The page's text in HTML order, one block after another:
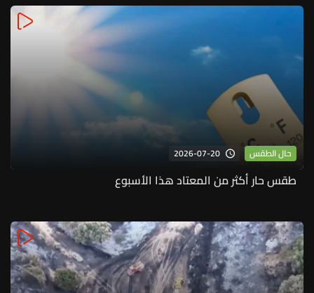
حال الطقس 2026-07-20
طقس حار أكثر من المعتاد هذا الأسبوع